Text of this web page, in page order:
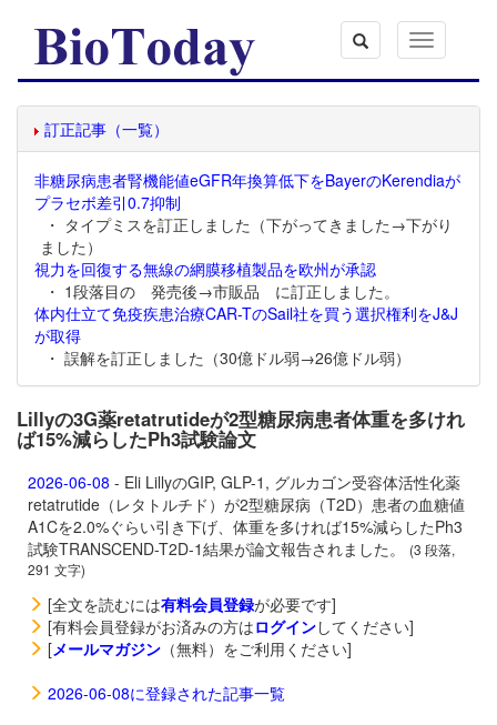
Toggle
navigation
訂正記事（一覧）
非糖尿病患者腎機能値eGFR年換算低下をBayerのKerendiaが
プラセボ差引0.7抑制
・ タイプミスを訂正しました（下がってきました→下がり
ました）
視力を回復する無線の網膜移植製品を欧州が承認
・ 1段落目の 発売後→市販品 に訂正しました。
体内仕立て免疫疾患治療CAR-TのSail社を買う選択権利をJ&J
が取得
・ 誤解を訂正しました（30億ドル弱→26億ドル弱）
Lillyの3G薬retatrutideが2型糖尿病患者体重を多けれ
ば15%減らしたPh3試験論文
2026-06-08 - Eli LillyのGIP, GLP-1, グルカゴン受容体活性化薬
retatrutide（レタトルチド）が2型糖尿病（T2D）患者の血糖値
A1Cを2.0%ぐらい引き下げ、体重を多ければ15%減らしたPh3
試験TRANSCEND-T2D-1結果が論文報告されました。
(3 段落,
291 文字)
[全文を読むには有料会員登録が必要です]
[有料会員登録がお済みの方はログインしてください]
[メールマガジン （無料）をご利用ください]
2026-06-08に登録された記事一覧